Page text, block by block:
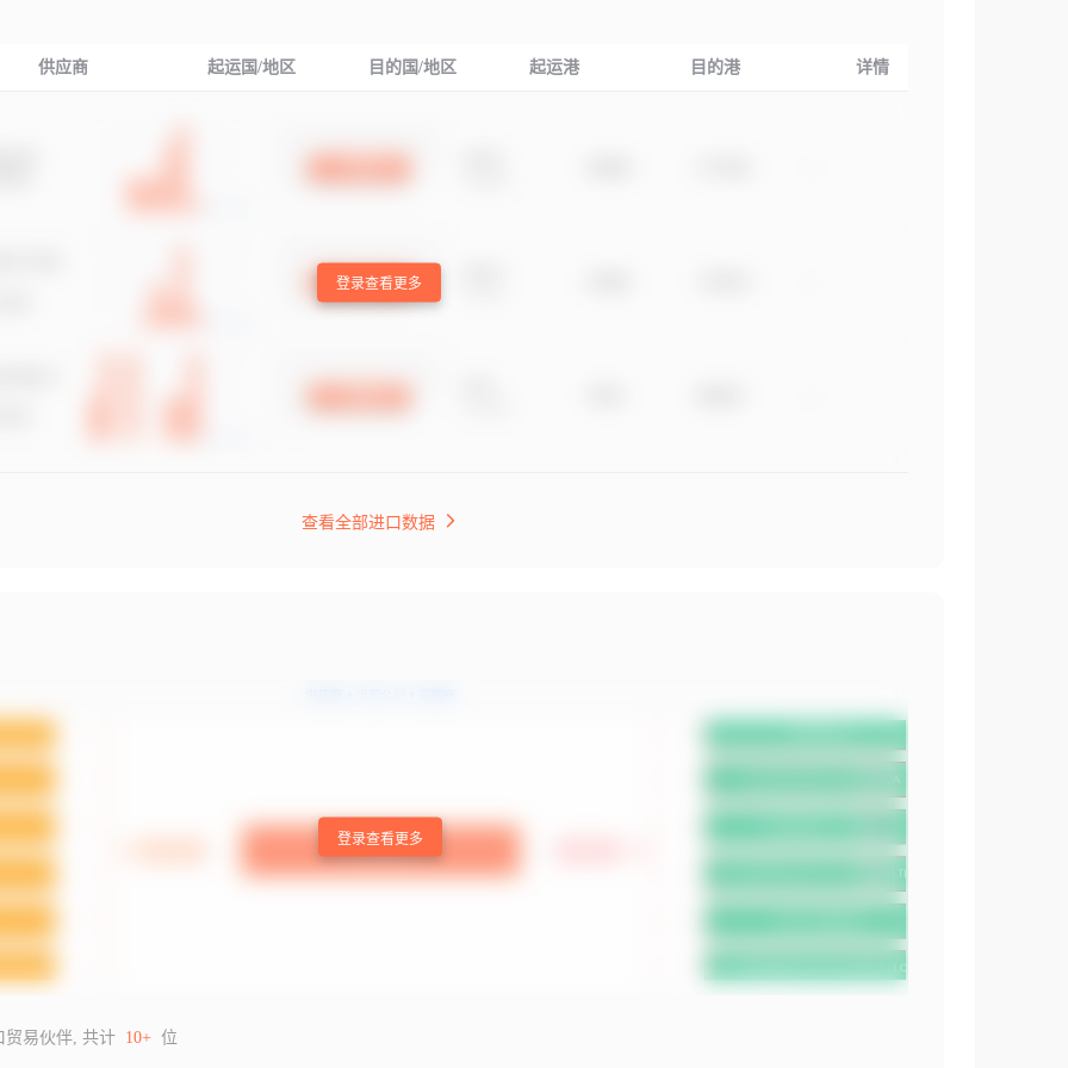
供应商 起运国/地区 目的国/地区 起运港 目的港 详情
登录查看更多
查看全部进口数据
登录查看更多
贸易伙伴, 共计 10+ 位